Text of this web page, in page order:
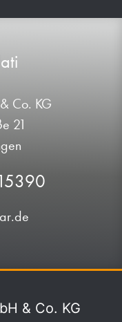
Co. KG
21
& Co. KG